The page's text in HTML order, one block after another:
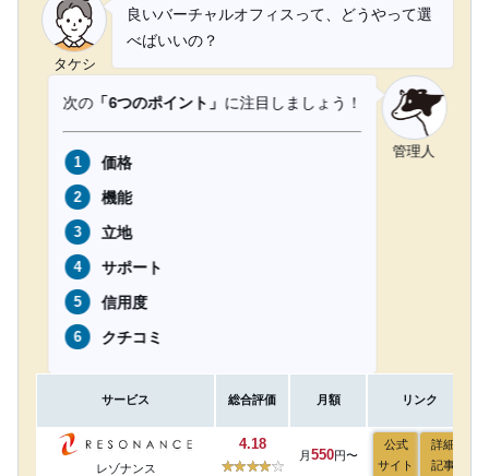
タケシ
良いバーチャルオフィスって、どうやって選
べばいいの？
管理人
次の 「6つのポイント」に注目しましょう！
価格
機能
立地
サポート
信用度
クチコミ
サービス 総合評価 月額 リンク
レゾナンス
4.18
月550円〜
公式
サイト
詳細
記事